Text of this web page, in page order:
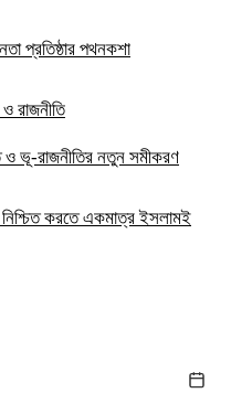
প্রতিষ্ঠার পথনকশা
রাজনীতি
ও ভূ-রাজনীতির নতুন সমীকরণ
নিশ্চিত করতে একমাত্র ইসলামই